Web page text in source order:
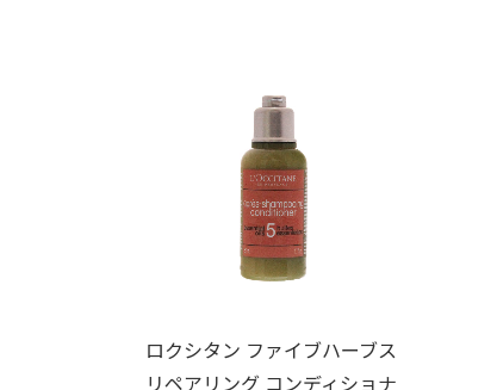
ロクシタン ファイブハーブス
リペアリング コンディショナ